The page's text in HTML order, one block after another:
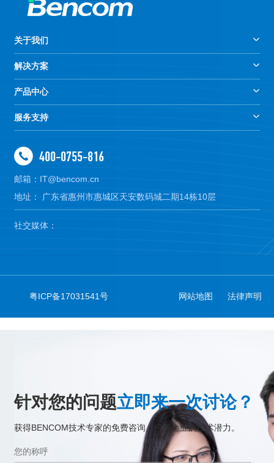
关于我们
解决方案
产品中心
服务支持
400-0755-816
邮箱：IT@bencom.cn
地址： 广东省惠州市惠城区天安数码城二期14栋10层
社交媒体：
粤ICP备17031541号 网站地图 法律声明
针对您的问题立即来一次讨论？
获得BENCOM技术专家的免费咨询，挖掘企业的技术潜力。